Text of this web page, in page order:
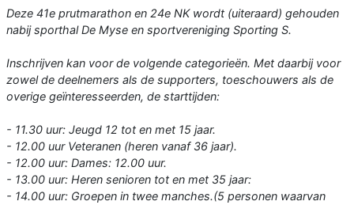
Deze 41e prutmarathon en 24e NK wordt (uiteraard) gehouden
nabij sporthal De Myse en sportvereniging Sporting S.
Inschrijven kan voor de volgende categorieën. Met daarbij voor
zowel de deelnemers als de supporters, toeschouwers als de
overige geïnteresseerden, de starttijden:
- 11.30 uur: Jeugd 12 tot en met 15 jaar.
- 12.00 uur Veteranen (heren vanaf 36 jaar).
- 12.00 uur: Dames: 12.00 uur.
- 13.00 uur: Heren senioren tot en met 35 jaar:
- 14.00 uur: Groepen in twee manches.(5 personen waarvan